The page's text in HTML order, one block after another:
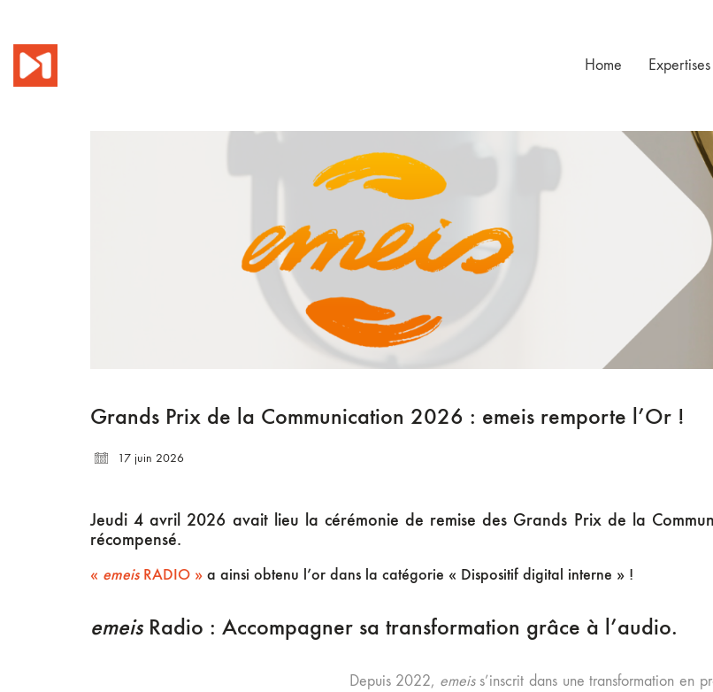
Home Expertises
Grands Prix de la Communication 2026 : emeis remporte l’Or !
17 juin 2026
Jeudi 4 avril 2026 avait lieu la cérémonie de remise des Grands Prix de la
récompensé.
« emeisRADIO » a ainsi obtenu l’or dans la catégorie « Dispositif digital interne » !
emeisRadio : Accompagner sa transformation grâce à l’audio.
Depuis 2022, emeiss’inscrit dans une transformation en